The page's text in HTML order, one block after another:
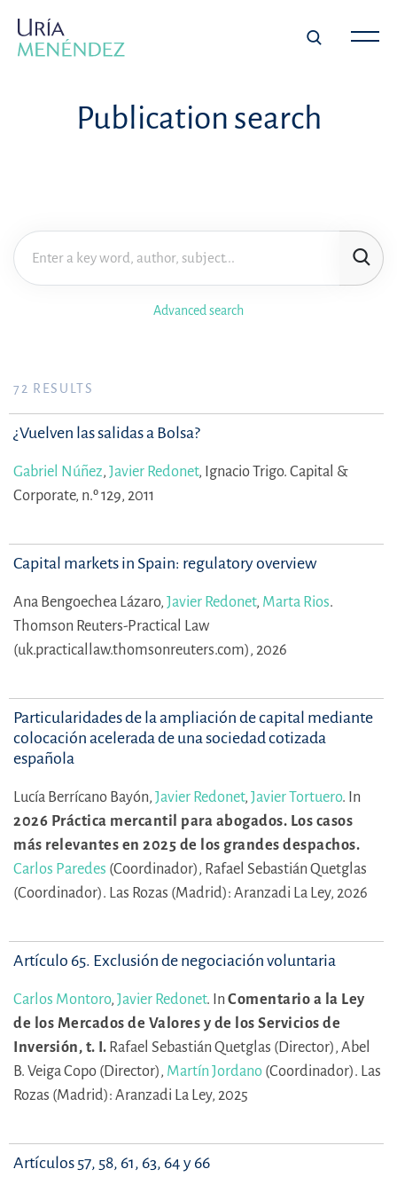
Publication search
Advanced search
72 RESULTS
¿Vuelven las salidas a Bolsa?
Gabriel Núñez, Javier Redonet, Ignacio Trigo. Capital &
Corporate, n.º 129, 2011
Capital markets in Spain: regulatory overview
Ana Bengoechea Lázaro, Javier Redonet, Marta Rios.
Thomson Reuters-Practical Law
(uk.practicallaw.thomsonreuters.com), 2026
Particularidades de la ampliación de capital mediante
colocación acelerada de una sociedad cotizada
española
Lucía Berrícano Bayón, Javier Redonet, Javier Tortuero. In
2026 Práctica mercantil para abogados. Los casos
más relevantes en 2025 de los grandes despachos.
Carlos Paredes (Coordinador), Rafael Sebastián Quetglas
(Coordinador). Las Rozas (Madrid): Aranzadi La Ley, 2026
Artículo 65. Exclusión de negociación voluntaria
Carlos Montoro, Javier Redonet. In Comentario a la Ley
de los Mercados de Valores y de los Servicios de
Inversión, t. I. Rafael Sebastián Quetglas (Director), Abel
B. Veiga Copo (Director), Martín Jordano (Coordinador). Las
Rozas (Madrid): Aranzadi La Ley, 2025
Artículos 57, 58, 61, 63, 64 y 66